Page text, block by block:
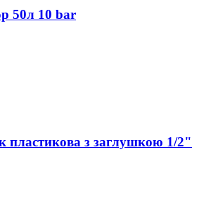
50л 10 bar
пластикова з заглушкою 1/2"